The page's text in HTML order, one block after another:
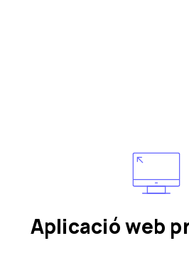
Aplicació web